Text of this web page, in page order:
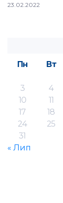
23.02.2022
Пн
Вт
3
4
10
11
17
18
24
25
31
« Лип